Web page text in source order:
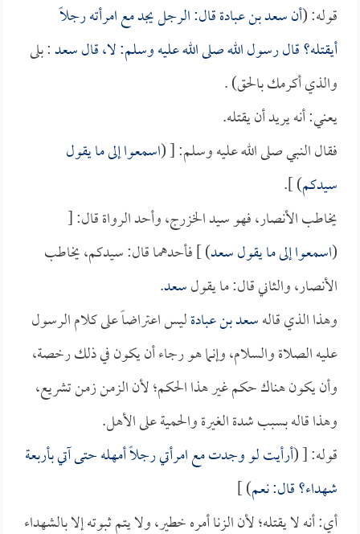
قوله: (أنسعد بن عبادةقال: الرجل يجد مع امرأته رجلاً
أيقتله؟ قال رسول الله صلى الله عليه وسلم: لا، قالسعد: بلى
والذي أكرمك بالحق) .
يعني: أنه يريد أن يقتله.
فقال النبي صلى الله عليه وسلم: [ (اسمعوا إلى ما يقول
سيدكم) ].
يخاطب الأنصار، فهو سيد الخزرج، وأحد الرواة قال: [
(اسمعوا إلى ما يقولسعد) ] فأحدهما قال: سيدكم، يخاطب
الأنصار، والثاني قال: ما يقولسعد.
وهذا الذي قالهسعد بن عبادةليس اعتراضاً على كلام الرسول
عليه الصلاة والسلام، وإنما هو رجاء أن يكون في ذلك رخصة،
وأن يكون هناك حكم غير هذا الحكم؛ لأن الزمن زمن تشريع،
وهذا قاله بسبب شدة الغيرة والحمية على الأهل.
قوله: [ (أرأيت لو وجدت مع امرأتي رجلاً أمهله حتى آتي بأربعة
شهداء؟ قال: نعم) ]
أي: أنه لا يقتله؛ لأن الزنا أمره خطير، ولا يتم ثبوته إلا بالشهداء